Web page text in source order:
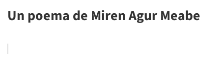
Un poema de Miren Agur Meabe